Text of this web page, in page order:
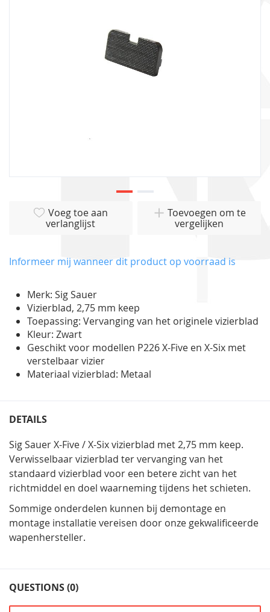
van
gallerij
Voeg toe aan
verlanglijst
Toevoegen om te
vergelijken
Informeer mij wanneer dit product op voorraad is
Merk: Sig Sauer
Vizierblad, 2,75 mm keep
Toepassing: Vervanging van het originele vizierblad
Kleur: Zwart
Geschikt voor modellen P226 X-Five en X-Six met
verstelbaar vizier
Materiaal vizierblad: Metaal
DETAILS
Sig Sauer X-Five / X-Six vizierblad met 2,75 mm keep.
Verwisselbaar vizierblad ter vervanging van het
standaard vizierblad voor een betere zicht van het
richtmiddel en doel waarneming tijdens het schieten.
Sommige onderdelen kunnen bij demontage en
montage installatie vereisen door onze gekwalificeerde
wapenhersteller.
QUESTIONS (0)